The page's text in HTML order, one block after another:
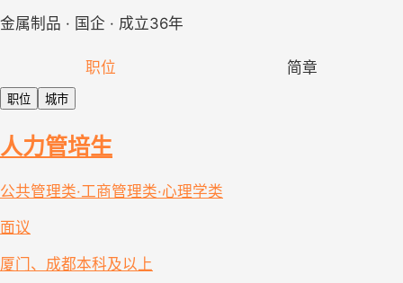
金属制品 · 国企 · 成立36年
职位 简章
职位 城市
人力管培生
公共管理类·工商管理类·心理学类
面议
厦门、成都本科及以上